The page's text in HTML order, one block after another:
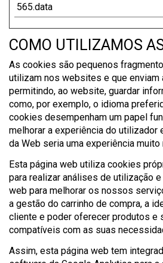
565.data
COMO UTILIZAMOS
As cookies são pequenos
utilizam nos websites e que enviam
permitindo, ao website, guardar
como, por exemplo, o idioma
cookies desempenham um papel
melhorar a experiência do utilizador
da Web seria uma experiência
Esta página web utiliza cookies
para realizar análises de utilização
web para melhorar os nossos
a gestão do carrinho de compra, a
cliente e poder oferecer produtos e
compatíveis com as suas
Assim, esta página web tem